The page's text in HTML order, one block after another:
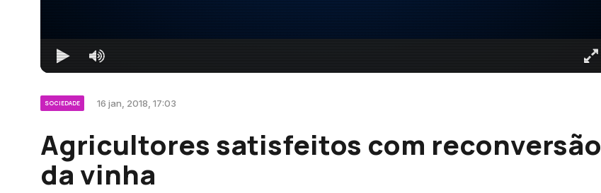
SOCIEDADE 16 jan, 2018, 17:03
Agricultores satisfeitos com reconversão
da vinha